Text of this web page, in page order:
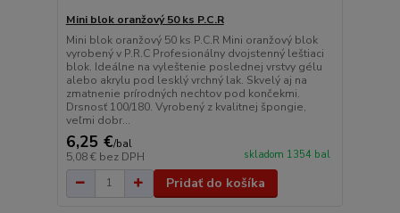
Mini blok oranžový 50 ks P.C.R
Mini blok oranžový 50 ks P.C.R Mini oranžový blok
vyrobený v P.R.C Profesionálny dvojstenný leštiaci
blok. Ideálne na vyleštenie poslednej vrstvy gélu
alebo akrylu pod lesklý vrchný lak. Skvelý aj na
zmatnenie prírodných nechtov pod končekmi.
Drsnosť 100/180. Vyrobený z kvalitnej špongie,
veľmi dobr...
6,25 €/bal
5,08 € bez DPH skladom 1354 bal
Pridať do košíka